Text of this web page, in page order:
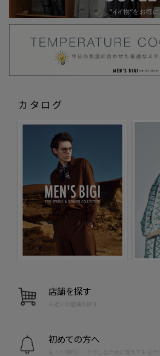
カタログ
店舗を探す
お近くの店舗を探す
初めての方へ
もっと便利に！たのしむために覚えておきたい